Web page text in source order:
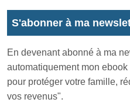
S'abonner à ma
En devenant abonné à ma
automatiquement mon
pour protéger votre famille,
vos revenus".